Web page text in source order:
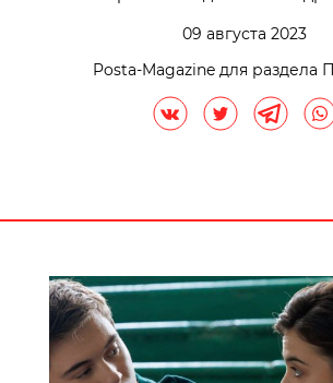
09 августа 2023
Posta-Magazine для раздела